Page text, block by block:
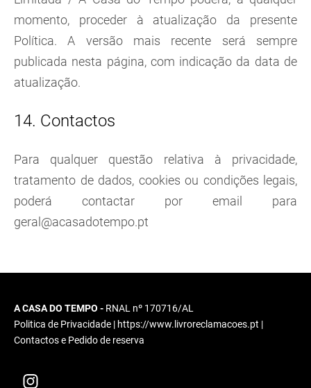
momento, proceder à atualização da presente
Política. A versão mais recente será sempre
publicada nesta página, com indicação da data de
atualização.
14. Contactos
Para qualquer questão relativa à privacidade,
tratamento de dados, cookies ou condições legais,
poderá contactar por email para
geral@acasadotempo.pt
A CASA DO TEMPO - RNAL nº 170716/AL
Politica de Privacidade | https://www.livroreclamacoes.pt |
Contactos e Pedido de reserva